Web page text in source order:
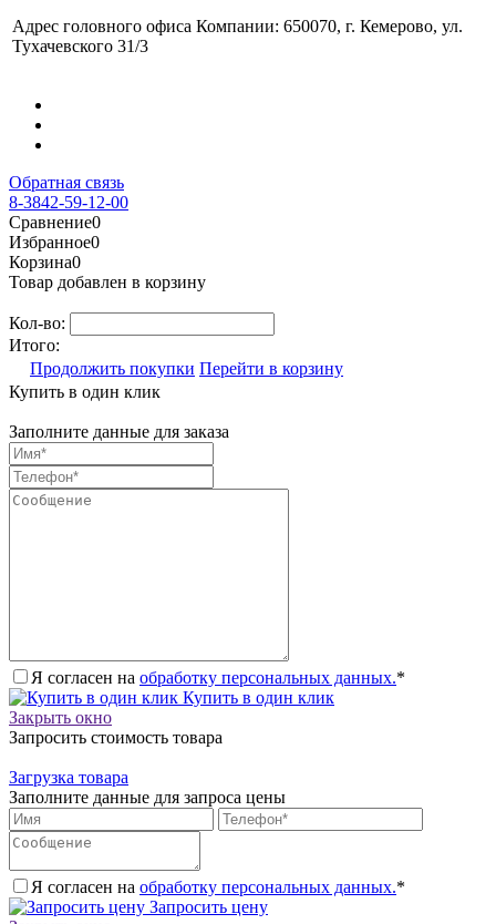
Адрес головного офиса Компании: 650070, г. Кемерово, ул.
Тухачевского 31/3
Обратная связь
8-3842-59-12-00
Сравнение0
Избранное0
Корзина0
Товар добавлен в корзину
Кол-во:
Итого:
Продолжить покупки Перейти в корзину
Купить в один клик
Заполните данные для заказа
Я согласен на обработку персональных данных.*
Купить в один клик
Закрыть окно
Запросить стоимость товара
Загрузка товара
Заполните данные для запроса цены
Я согласен на обработку персональных данных.*
Запросить цену